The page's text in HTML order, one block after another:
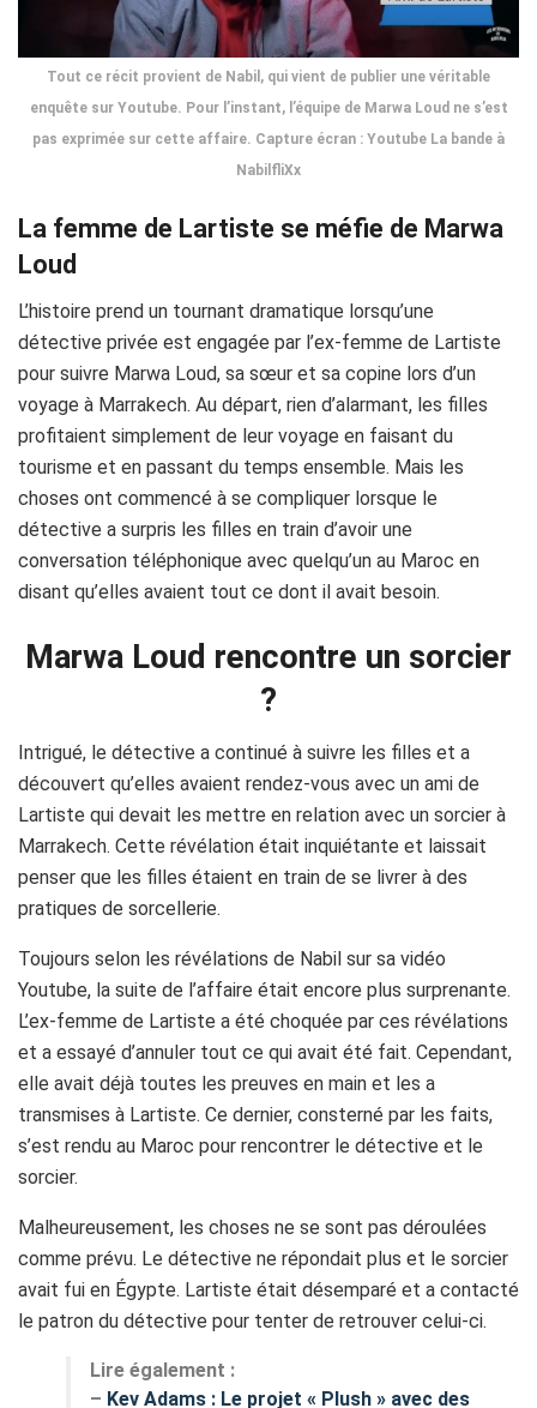
Tout ce récit provient de Nabil, qui vient de publier une véritable
enquête sur Youtube. Pour l’instant, l’équipe de Marwa Loud ne s’est
pas exprimée sur cette affaire. Capture écran : Youtube La bande à
NabilfliXx
La femme de Lartiste se méfie de Marwa
Loud
L’histoire prend un tournant dramatique lorsqu’une
détective privée est engagée par l’ex-femme de Lartiste
pour suivre Marwa Loud, sa sœur et sa copine lors d’un
voyage à Marrakech. Au départ, rien d’alarmant, les filles
profitaient simplement de leur voyage en faisant du
tourisme et en passant du temps ensemble. Mais les
choses ont commencé à se compliquer lorsque le
détective a surpris les filles en train d’avoir une
conversation téléphonique avec quelqu’un au Maroc en
disant qu’elles avaient tout ce dont il avait besoin.
Marwa Loud rencontre un sorcier
?
Intrigué, le détective a continué à suivre les filles et a
découvert qu’elles avaient rendez-vous avec un ami de
Lartiste qui devait les mettre en relation avec un sorcier à
Marrakech. Cette révélation était inquiétante et laissait
penser que les filles étaient en train de se livrer à des
pratiques de sorcellerie.
Toujours selon les révélations de Nabil sur sa vidéo
Youtube, la suite de l’affaire était encore plus surprenante.
L’ex-femme de Lartiste a été choquée par ces révélations
et a essayé d’annuler tout ce qui avait été fait. Cependant,
elle avait déjà toutes les preuves en main et les a
transmises à Lartiste. Ce dernier, consterné par les faits,
s’est rendu au Maroc pour rencontrer le détective et le
sorcier.
Malheureusement, les choses ne se sont pas déroulées
comme prévu. Le détective ne répondait plus et le sorcier
avait fui en Égypte. Lartiste était désemparé et a contacté
le patron du détective pour tenter de retrouver celui-ci.
Lire également :
– Kev Adams : Le projet « Plush » avec des